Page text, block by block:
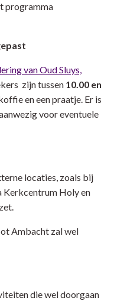
programma
van Oud Sluys,
zijn tussen 10.00 en
en een praatje. Er is
voor eventuele
locaties, zoals bij
Kerkcentrum Holy en
Ambacht zal wel
die wel doorgaan